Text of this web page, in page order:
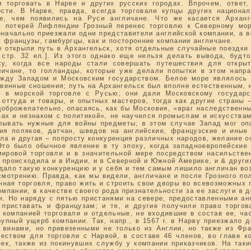
торговать в Нарве и других русских городах. Впрочем,
В Нарве, правда, всегда торговали купцы других
чем появились на Руси англичане. Что же касается
потерей Лифляндии Грозный перенес торговлю к Северному
приезжали одни представители английской компании, а
гамбургцы, как и посторонние компании англичане.
открыли путь в Архангельск, хотя отдельные случайные
32 ел.]. Из этого однако еще нельзя делать вывода,
когда все народы стали совершать путешествия для
то голландцы, которые уже делали попытки в этом
Западом и Московским государством. Белое море
сношения; путь на Архангельск был вполне естественным,
в морской торговле с Русью; они дали Московскому
и товары, и опытных мастеров, тогда как другие страны
опасаясь, как бы Московия, «враг
и незнаком с политикой», не научился промыслам и
нужные для войны предметы; в этом случае Запад мог
поляков, датчан, шведов на английские, французские и
и другая – попросту конкуренция различных народов, желание
было обычное явление в ту эпоху, когда
торговли и в значительной мере посредством
происходила и в Индии, и в Северной и Южной Америке, и &
такую конкуренцию и у себя и тем самым лишило англичан
Правда, как мы видели, англичане и после Грозного
торговля, право жить и строить свои дворы во
в качестве своего рода признательности за ее заслуги
Но наряду с пятью пристанями на севере, предоставленными
и французам; и те, и другие получили право
торговали и отдельные, не входившие в состав ее,
ущерб компании. Так, напр., в 1567 г. в Нарву приезжало
но привезенными не только из Англии, но также из
для торговли с Нарвой, в составе 46 членов, во главе
также из покинувших службу у компании приказчиков. На